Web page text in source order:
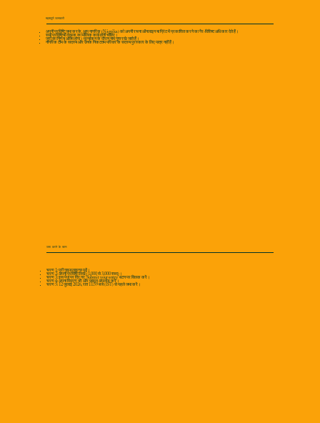
महत्वपूर्ण जानकारी
अपनी प्रविष्टि जमा करके, आप नागरिक (Nāgrika) को अपनी रचना ऑनलाइन या प्रिंट में प्रकाशित करने का गैर-विशिष्ट अधिकार देते हैं।
सभी प्रविष्टियाँ लेखक का मौलिक कार्य होनी चाहिए।
जूरी का निर्णय अंतिम होगा। मूल्यांकन के दौरान नाम गुप्त रखे जाते हैं।
नागरिक टीम के सदस्य और उनके निकटतम परिवार के सदस्य पुरस्कार के लिए पात्र नहीं हैं।
जमा करने के चरण
चरण 1: पूरी गाइडलाइन्स पढ़ें।
चरण 2: अपनी प्रविष्टि लिखें (1,000 से 3,000 शब्द)।
चरण 3: इस पेज पर दिए गए 'Submit your entry' बटन पर क्लिक करें।
चरण 4: अपना विवरण भरें और फ़ाइल अपलोड करें।
चरण 5: 12 जुलाई 2026, रात 11:59 बजे (IST) से पहले जमा करें।